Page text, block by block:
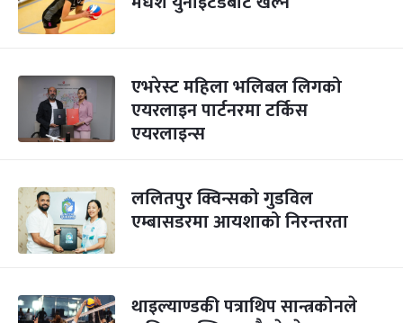
एभरेस्ट महिला भलिबल लिगको
एयरलाइन पार्टनरमा टर्किस
एयरलाइन्स
ललितपुर क्विन्सको गुडविल
एम्बासडरमा आयशाको निरन्तरता
थाइल्याण्डकी पत्राथिप सान्त्रकोनले